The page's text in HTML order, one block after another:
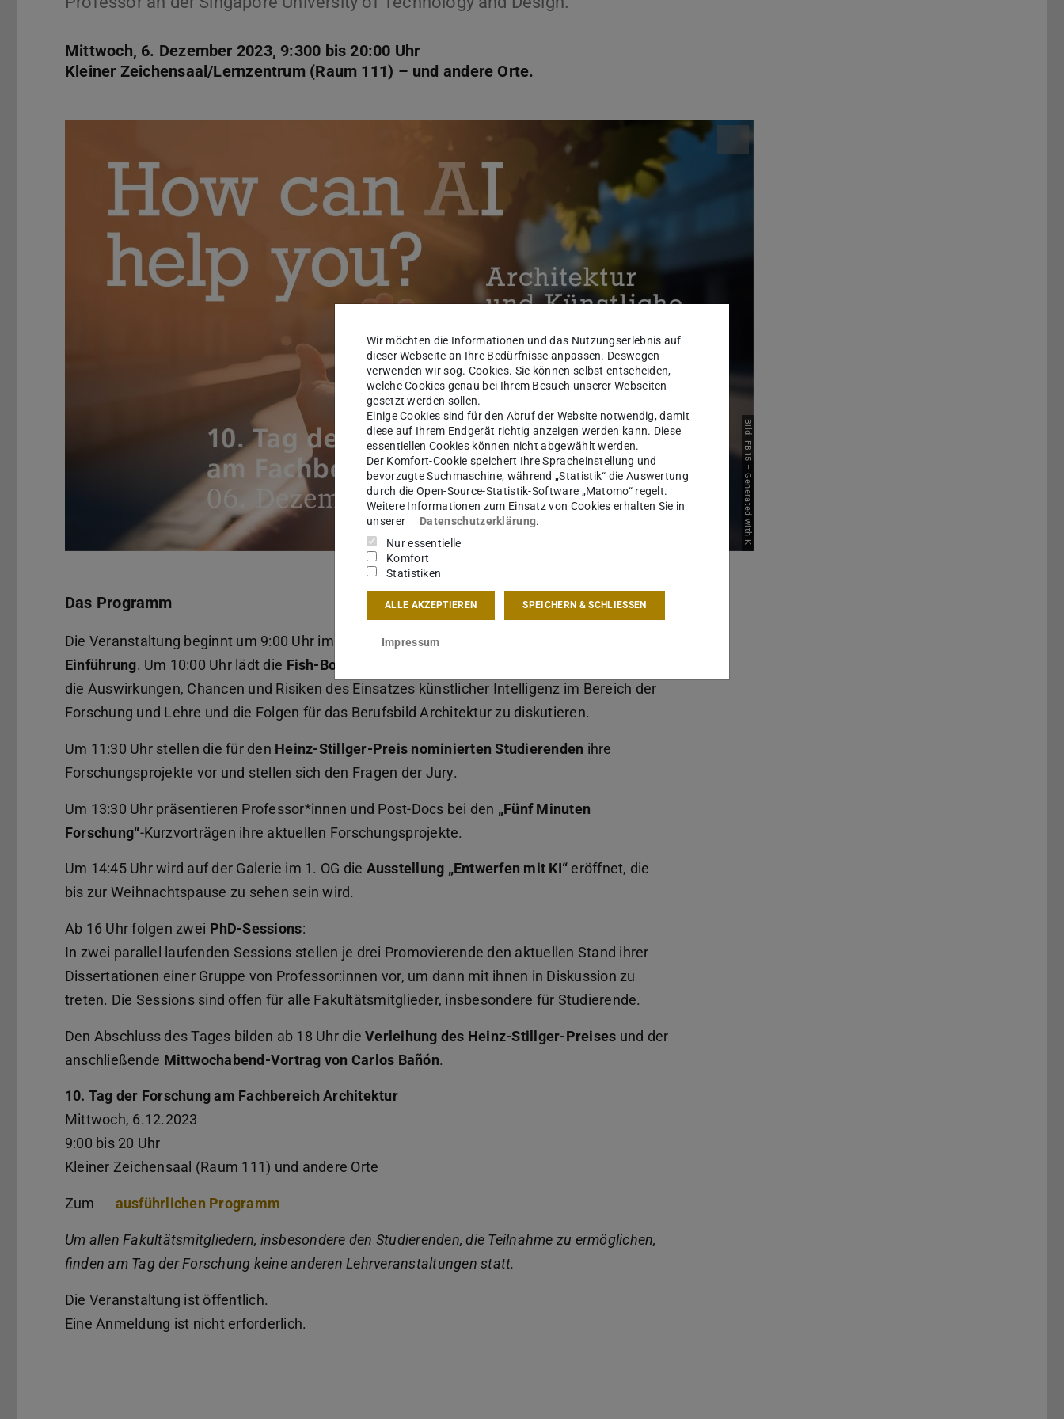
Mittwoch, 6. Dezember 2023, 9:300 bis 20:00 Uhr
Kleiner Zeichensaal/Lernzentrum (Raum 111) – und andere Orte.
Bild: FB15 – Generated with KI
Das Programm
Die Veranstaltung beginnt um 9:00 Uhr im Kleinen Zeichensaal mit einer
Einführung. Um 10:00 Uhr lädt die Fish-Bowl-Diskussion „AI – what can go wrong?“
die Auswirkungen, Chancen und Risiken des Einsatzes künstlicher Intelligenz im Bereich der
Forschung und Lehre und die Folgen für das Berufsbild Architektur zu diskutieren.
Um 11:30 Uhr stellen die für den Heinz-Stillger-Preis nominierten Studierenden ihre
Forschungsprojekte vor und stellen sich den Fragen der Jury.
Um 13:30 Uhr präsentieren Professor*innen und Post-Docs bei den „Fünf Minuten
Forschung“-Kurzvorträgen ihre aktuellen Forschungsprojekte.
Um 14:45 Uhr wird auf der Galerie im 1. OG die Ausstellung „Entwerfen mit KI“ eröffnet, die
bis zur Weihnachtspause zu sehen sein wird.
Ab 16 Uhr folgen zwei PhD-Sessions:
In zwei parallel laufenden Sessions stellen je drei Promovierende den aktuellen Stand ihrer
Dissertationen einer Gruppe von Professor:innen vor, um dann mit ihnen in Diskussion zu
treten. Die Sessions sind offen für alle Fakultätsmitglieder, insbesondere für Studierende.
Den Abschluss des Tages bilden ab 18 Uhr dieVerleihung des Heinz-Stillger-Preises und der
anschließende Mittwochabend-Vortrag von Carlos Bañón.
10. Tag der Forschung am Fachbereich Architektur
Mittwoch, 6.12.2023
9:00 bis 20 Uhr
Kleiner Zeichensaal (Raum 111) und andere Orte
Zum ausführlichen Programm
Um allen Fakultätsmitgliedern, insbesondere den Studierenden, die Teilnahme zu ermöglichen,
finden am Tag der Forschung keine anderen Lehrveranstaltungen statt.
Die Veranstaltung ist öffentlich.
Eine Anmeldung ist nicht erforderlich.
Wir möchten die Informationen und das Nutzungserlebnis auf
dieser Webseite an Ihre Bedürfnisse anpassen. Deswegen
verwenden wir sog. Cookies. Sie können selbst entscheiden,
welche Cookies genau bei Ihrem Besuch unserer Webseiten
gesetzt werden sollen.
Einige Cookies sind für den Abruf der Website notwendig, damit
diese auf Ihrem Endgerät richtig anzeigen werden kann. Diese
essentiellen Cookies können nicht abgewählt werden.
Der Komfort-Cookie speichert Ihre Spracheinstellung und
bevorzugte Suchmaschine, während „Statistik“ die Auswertung
durch die Open-Source-Statistik-Software „Matomo“ regelt.
Weitere Informationen zum Einsatz von Cookies erhalten Sie in
unserer
Datenschutzerklärung.
Nur essentielle
Komfort
Statistiken
ALLE AKZEPTIEREN SPEICHERN & SCHLIESSEN
Impressum